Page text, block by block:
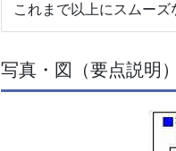
これまで以上にスムーズ
写真・図（要点説明）